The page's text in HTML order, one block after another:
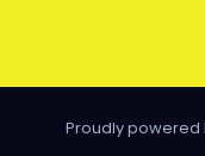
Proudly powered